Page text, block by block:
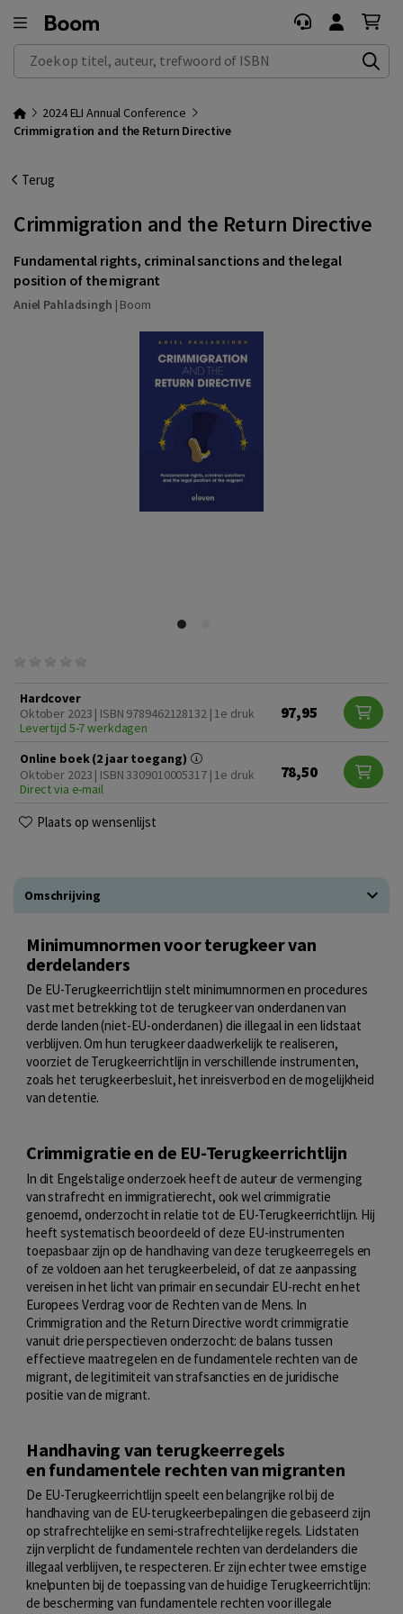
Zoek op titel, auteur, trefwoord of ISBN
2024 ELI Annual Conference
Crimmigration and the Return Directive
Terug
Crimmigration and the Return Directive
Fundamental rights, criminal sanctions and the legal
position of the migrant
Aniel Pahladsingh | Boom
Hardcover
Oktober 2023 | ISBN 9789462128132 | 1e druk
Levertijd 5-7 werkdagen
97,95
Online boek (2 jaar toegang)
Oktober 2023 | ISBN 3309010005317 | 1e druk
Direct via e-mail
78,50
Plaats op wensenlijst
Omschrijving
Minimumnormen voor terugkeer van
derdelanders
De EU-Terugkeerrichtlijn stelt minimumnormen en procedures
vast met betrekking tot de terugkeer van onderdanen van
derde landen (niet-EU-onderdanen) die illegaal in een lidstaat
verblijven. Om hun terugkeer daadwerkelijk te realiseren,
voorziet de Terugkeerrichtlijn in verschillende instrumenten,
zoals het terugkeerbesluit, het inreisverbod en de mogelijkheid
van detentie.
Crimmigratie en de EU-Terugkeerrichtlijn
In dit Engelstalige onderzoek heeft de auteur de vermenging
van strafrecht en immigratierecht, ook wel crimmigratie
genoemd, onderzocht in relatie tot de EU-Terugkeerrichtlijn. Hij
heeft systematisch beoordeeld of deze EU-instrumenten
toepasbaar zijn op de handhaving van deze terugkeerregels en
of ze voldoen aan het terugkeerbeleid, of dat ze aanpassing
vereisen in het licht van primair en secundair EU-recht en het
Europees Verdrag voor de Rechten van de Mens. In
Crimmigration and the Return Directive wordt crimmigratie
vanuit drie perspectieven onderzocht: de balans tussen
effectieve maatregelen en de fundamentele rechten van de
migrant, de legitimiteit van strafsancties en de juridische
positie van de migrant.
Handhaving van terugkeerregels
en fundamentele rechten van migranten
De EU-Terugkeerrichtlijn speelt een belangrijke rol bij de
handhaving van de EU-terugkeerbepalingen die gebaseerd zijn
op strafrechtelijke en semi-strafrechtelijke regels. Lidstaten
zijn verplicht de fundamentele rechten van derdelanders die
illegaal verblijven, te respecteren. Er zijn echter twee ernstige
knelpunten bij de toepassing van de huidige Terugkeerrichtlijn:
de bescherming van fundamentele rechten voor illegale